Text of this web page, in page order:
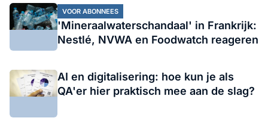
VOOR ABONNEES
'Mineraalwaterschandaal' in Frankrijk:
Nestlé, NVWA en Foodwatch reageren
AI en digitalisering: hoe kun je als
QA'er hier praktisch mee aan de slag?